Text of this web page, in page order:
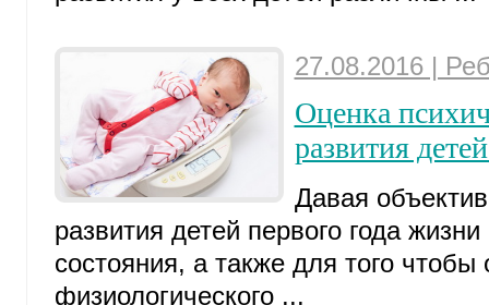
27.08.2016 |
Оценка
развития
Давая
развития детей первого года жизни
состояния, а также для того чтобы
физиологического ...